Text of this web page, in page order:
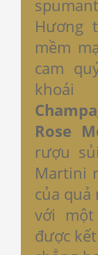
Hương
mềm
cam
Rose
rượu
Martini
của quả
với
được